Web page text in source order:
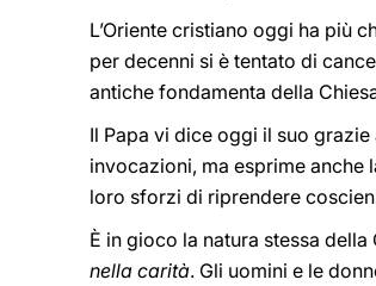
L’Oriente cristiano oggi ha più
per decenni si è tentato di
antiche fondamenta della
Il Papa vi dice oggi il suo
invocazioni, ma esprime
loro sforzi di riprendere
È in gioco la natura stessa
nella carità. Gli uomini e le